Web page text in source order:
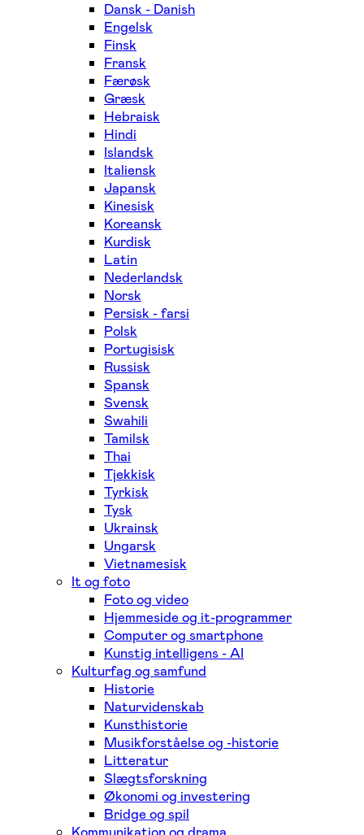
Dansk - Danish
Engelsk
Finsk
Fransk
Færøsk
Græsk
Hebraisk
Hindi
Islandsk
Italiensk
Japansk
Kinesisk
Koreansk
Kurdisk
Latin
Nederlandsk
Norsk
Persisk - farsi
Polsk
Portugisisk
Russisk
Spansk
Svensk
Swahili
Tamilsk
Thai
Tjekkisk
Tyrkisk
Tysk
Ukrainsk
Ungarsk
Vietnamesisk
It og foto
Foto og video
Hjemmeside og it-programmer
Computer og smartphone
Kunstig intelligens - AI
Kulturfag og samfund
Historie
Naturvidenskab
Kunsthistorie
Musikforståelse og -historie
Litteratur
Slægtsforskning
Økonomi og investering
Bridge og spil